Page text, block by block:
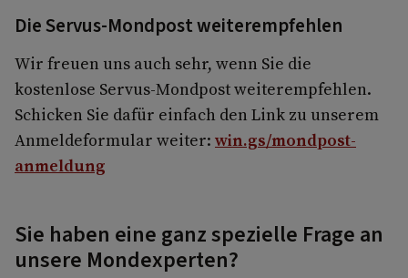
Die Servus-Mondpost weiterempfehlen
Wir freuen uns auch sehr, wenn Sie die
kostenlose Servus-Mondpost weiterempfehlen.
Schicken Sie dafür einfach den Link zu unserem
Anmeldeformular weiter: win.gs/mondpost-
anmeldung
Sie haben eine ganz spezielle Frage an
unsere Mondexperten?